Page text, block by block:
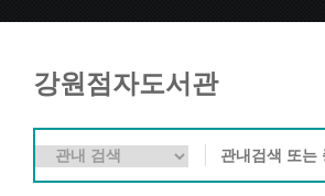
강원점자도서관